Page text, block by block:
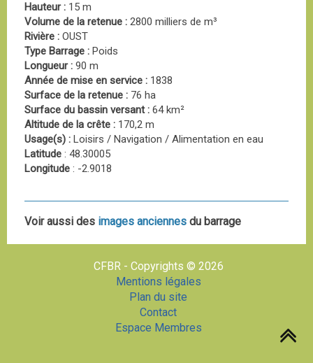
Hauteur : 15 m
Volume de la retenue : 2800 milliers de m³
Rivière : OUST
Type Barrage : Poids
Longueur : 90 m
Année de mise en service : 1838
Surface de la retenue : 76 ha
Surface du bassin versant : 64 km²
Altitude de la crête : 170,2 m
Usage(s) : Loisirs / Navigation / Alimentation en eau
Latitude : 48.30005
Longitude : -2.9018
Voir aussi des images anciennes du barrage
CFBR - Copyrights © 2026
Mentions légales
Plan du site
Contact
Espace Membres